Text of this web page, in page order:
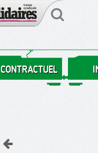
CONTRACTUEL